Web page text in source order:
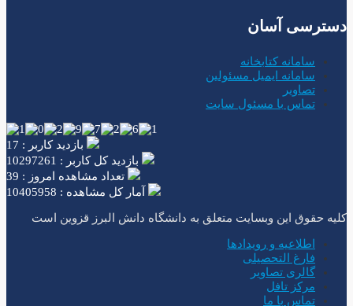
دسترسی آسان
سامانه کتابخانه
سامانه ایمیل مسئولین
تصاویر
تماس با مسئول سایت
بازدید کاربر : 17
بازدید کل کاربر : 10297261
تعداد مشاهده امروز : 39
آمار کل مشاهده : 10405958
کلیه حقوق این وبسایت متعلق به دانشگاه دانش البرز قزوین است
اطلاعیه و رویدادها
فارغ التحصیلی
گالری تصاویر
مرکز تافل
تماس با ما